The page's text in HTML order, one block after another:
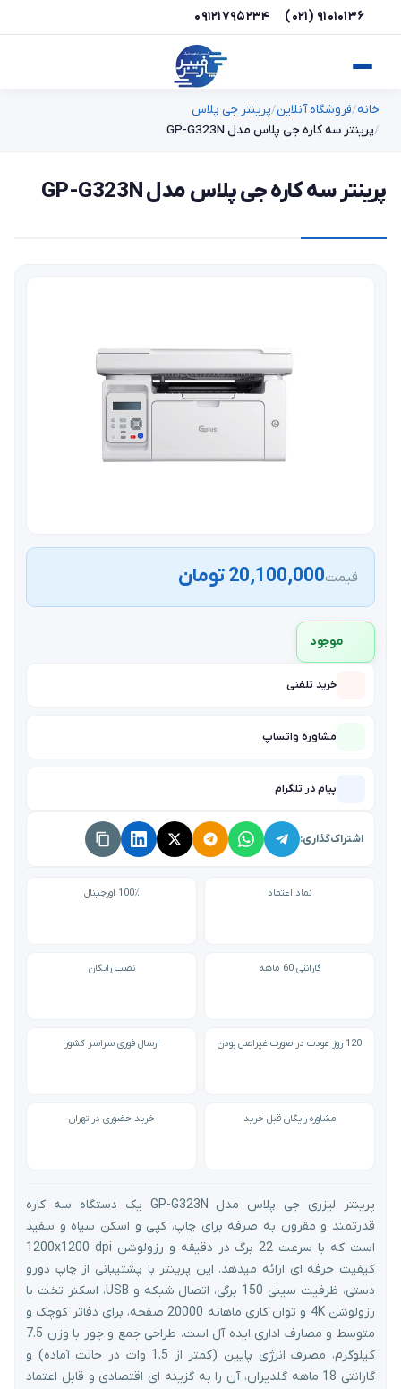
(۰۲۱) ۹۱۰۱۰۱۳۶ ۰۹۱۲۱۷۹۵۲۳۴
خانه فروشگاه آنلاین پرینتر جی پلاس
پرینتر سه کاره جی پلاس مدل GP-G323N
پرینتر سه کاره جی پلاس مدل GP-G323N
قیمت20,100,000 تومان
موجود
خرید تلفنی
مشاوره واتساپ
پیام در تلگرام
اشتراک‌گذاری:
نماد اعتماد 100٪ اورجینال
گارانتی 60 ماهه نصب رایگان
120 روز عودت در صورت غیراصل بودن ارسال فوری سراسر کشور
مشاوره رایگان قبل خرید خرید حضوری در تهران
پرینتر لیزری جی پلاس مدل GP-G323N یک دستگاه سه کاره
قدرتمند و مقرون به صرفه برای چاپ، کپی و اسکن سیاه و سفید
است که با سرعت 22 برگ در دقیقه و رزولوشن 1200x1200 dpi
کیفیت حرفه ای ارائه میدهد. این پرینتر با پشتیبانی از چاپ دورو
دستی، ظرفیت سینی 150 برگی، اتصال شبکه و USB، اسکنر تخت با
رزولوشن 4K و توان کاری ماهانه 20000 صفحه، برای دفاتر کوچک و
متوسط و مصارف اداری ایده آل است. طراحی جمع و جور با وزن 7.5
کیلوگرم، مصرف انرژی پایین (کمتر از 1.5 وات در حالت آماده) و
گارانتی 18 ماهه گلدیران، آن را به گزینه ای اقتصادی و قابل اعتماد